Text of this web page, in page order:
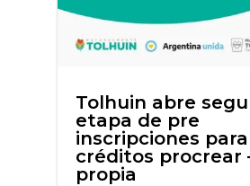
Tolhuin abre
etapa de pre
inscripciones para
créditos procrear
propia